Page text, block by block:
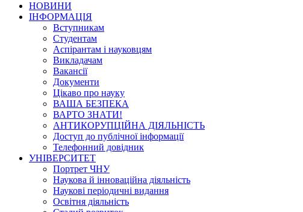
НОВИНИ
ІНФОРМАЦІЯ
Вступникам
Студентам
Аспірантам і науковцям
Викладачам
Вакансії
Документи
Цікаво про науку
ВАША БЕЗПЕКА
ВАРТО ЗНАТИ!
АНТИКОРУПЦІЙНА ДІЯЛЬНІСТЬ
Доступ до публічної інформації
Телефонний довідник
УНІВЕРСИТЕТ
Портрет ЧНУ
Наукова й інноваційна діяльність
Наукові періодичні видання
Освітня діяльність